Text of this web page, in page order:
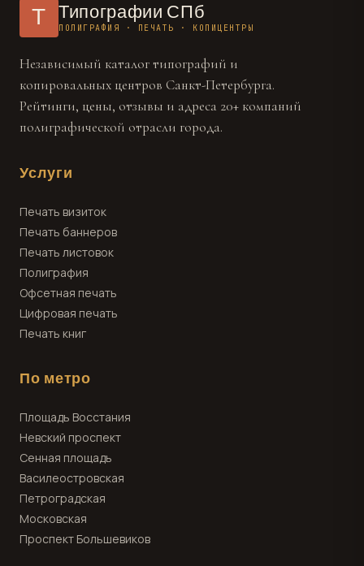
Т Типографии СПб
ПОЛИГРАФИЯ · ПЕЧАТЬ · КОПИЦЕНТРЫ
Независимый каталог типографий и
копировальных центров Санкт-Петербурга.
Рейтинги, цены, отзывы и адреса 20+ компаний
полиграфической отрасли города.
Услуги
Печать визиток
Печать баннеров
Печать листовок
Полиграфия
Офсетная печать
Цифровая печать
Печать книг
По метро
Площадь Восстания
Невский проспект
Сенная площадь
Василеостровская
Петроградская
Московская
Проспект Большевиков